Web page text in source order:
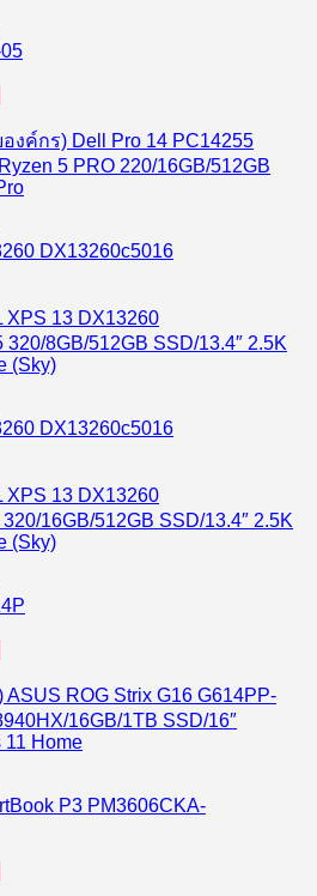
งค์กร) Dell Pro 14 PC14255
5 PRO 220/16GB/512GB
XPS 13 DX13260
8GB/512GB SSD/13.4″ 2.5K
(Sky)
XPS 13 DX13260
16GB/512GB SSD/13.4″ 2.5K
(Sky)
ROG Strix G16 G614PP-
16GB/1TB SSD/16″
11 Home